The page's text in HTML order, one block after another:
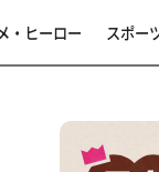
・ヒーロー スポー